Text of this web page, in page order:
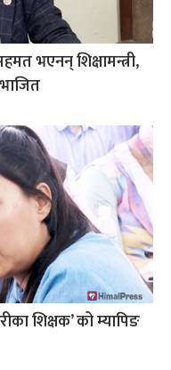
भएनन् शिक्षामन्त्री,
शिक्षक’ को म्यापिङ